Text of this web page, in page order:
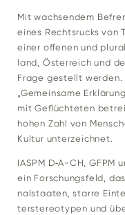
Mit wach­sendem
eines Rechts­rucks von
einer offenen und
land, Öster­reich und
Frage gestellt
„Gemein­same
mit Geflüch­teten
hohen Zahl von
Kultur unterzeichnet.
IASPM D‑A-CH, GFPM
ein For­schungs­feld,
nal­staaten, starre
ter­ste­reo­typen und